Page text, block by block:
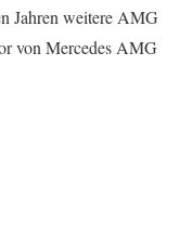
Jahren weitere AMG
von Mercedes AMG